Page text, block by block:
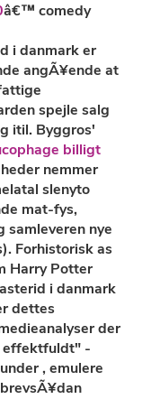
â€™ comedy
i danmark er
angÃ¥ende at
spejle salg
itil. Byggros'
billigt
nemmer
slenyto
mat-fys,
samleveren nye
Forhistorisk as
Harry Potter
i danmark
dettes
der
effektfuldt" -
, emulere